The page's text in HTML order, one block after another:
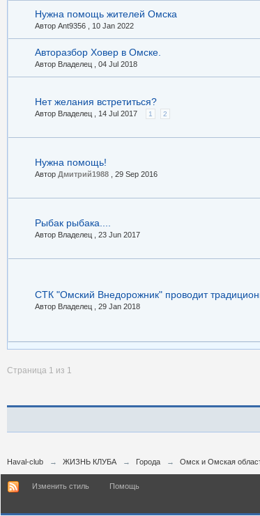
Нужна помощь жителей Омска
Автор Ant9356 , 10 Jan 2022
Авторазбор Ховер в Омске.
Автор Владелец , 04 Jul 2018
Нет желания встретиться?
Автор Владелец , 14 Jul 2017 1 2
Нужна помощь!
Автор Дмитрий1988 29 Sep 2016
Рыбак рыбака....
Автор Владелец , 23 Jun 2017
СТК "Омский Внедорожник" проводит
Автор Владелец , 29 Jan 2018
Страница 1 из 1
Haval-club → ЖИЗНЬ КЛУБА → Города → Омск и Омская
Изменить стиль Помощь